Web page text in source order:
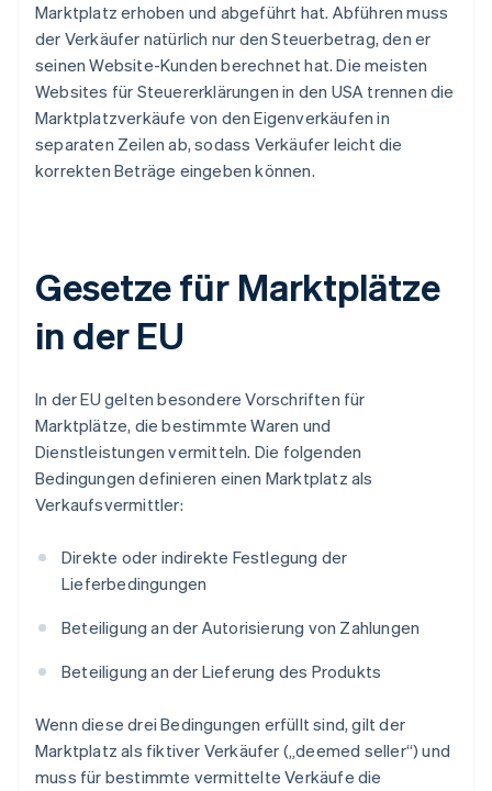
Marktplatz erhoben und abgeführt hat. Abführen muss
der Verkäufer natürlich nur den Steuerbetrag, den er
seinen Website-Kunden berechnet hat. Die meisten
Websites für Steuererklärungen in den USA trennen die
Marktplatzverkäufe von den Eigenverkäufen in
separaten Zeilen ab, sodass Verkäufer leicht die
korrekten Beträge eingeben können.
Gesetze für Marktplätze
in der EU
In der EU gelten besondere Vorschriften für
Marktplätze, die bestimmte Waren und
Dienstleistungen vermitteln. Die folgenden
Bedingungen definieren einen Marktplatz als
Verkaufsvermittler:
Direkte oder indirekte Festlegung der
Lieferbedingungen
Beteiligung an der Autorisierung von Zahlungen
Beteiligung an der Lieferung des Produkts
Wenn diese drei Bedingungen erfüllt sind, gilt der
Marktplatz als fiktiver Verkäufer („deemed seller“) und
muss für bestimmte vermittelte Verkäufe die